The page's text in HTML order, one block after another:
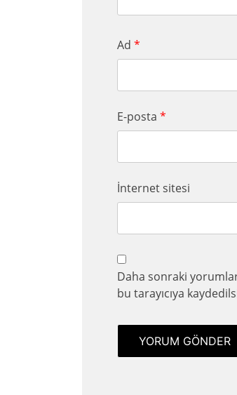
Ad *
E-posta *
İnternet sitesi
Daha sonraki
bu tarayıcıya